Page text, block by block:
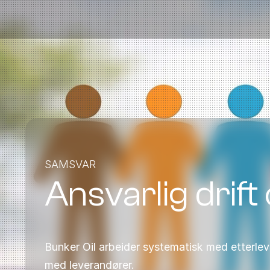
Marine
Auto & Industri
Bensinstasjoner
Tankingskort
Våre Produkter
Om Selskapet
BærekraftSAMSVAR
Ansvarlig drift
Bunker Oil arbeider systematisk med
med leverandører.